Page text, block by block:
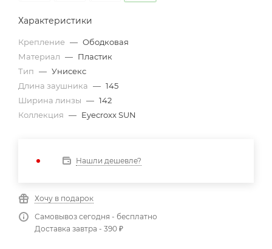
Характеристики
Крепление — Ободковая
Материал — Пластик
Тип — Унисекс
Длина заушника — 145
Ширина линзы — 142
Коллекция — Eyecroxx SUN
Нашли дешевле?
Хочу в подарок
Самовывоз сегодня - бесплатно
Доставка завтра - 390 ₽